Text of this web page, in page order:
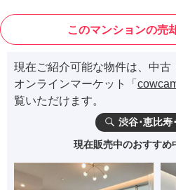
このマンションの売
現在ご紹介可能な物件は、中古
オンラインマーケット「
覧いただけます。
渋谷･恵比寿
現在販売中のおすすめ